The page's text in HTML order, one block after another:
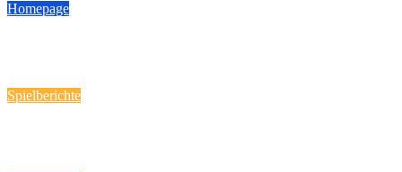
Homepage
Spielberichte